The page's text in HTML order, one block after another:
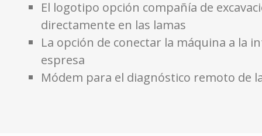
El logotipo opción compañía de
directamente en las lamas
La opción de conectar la máquina a la
espresa
Módem para el diagnóstico remoto de